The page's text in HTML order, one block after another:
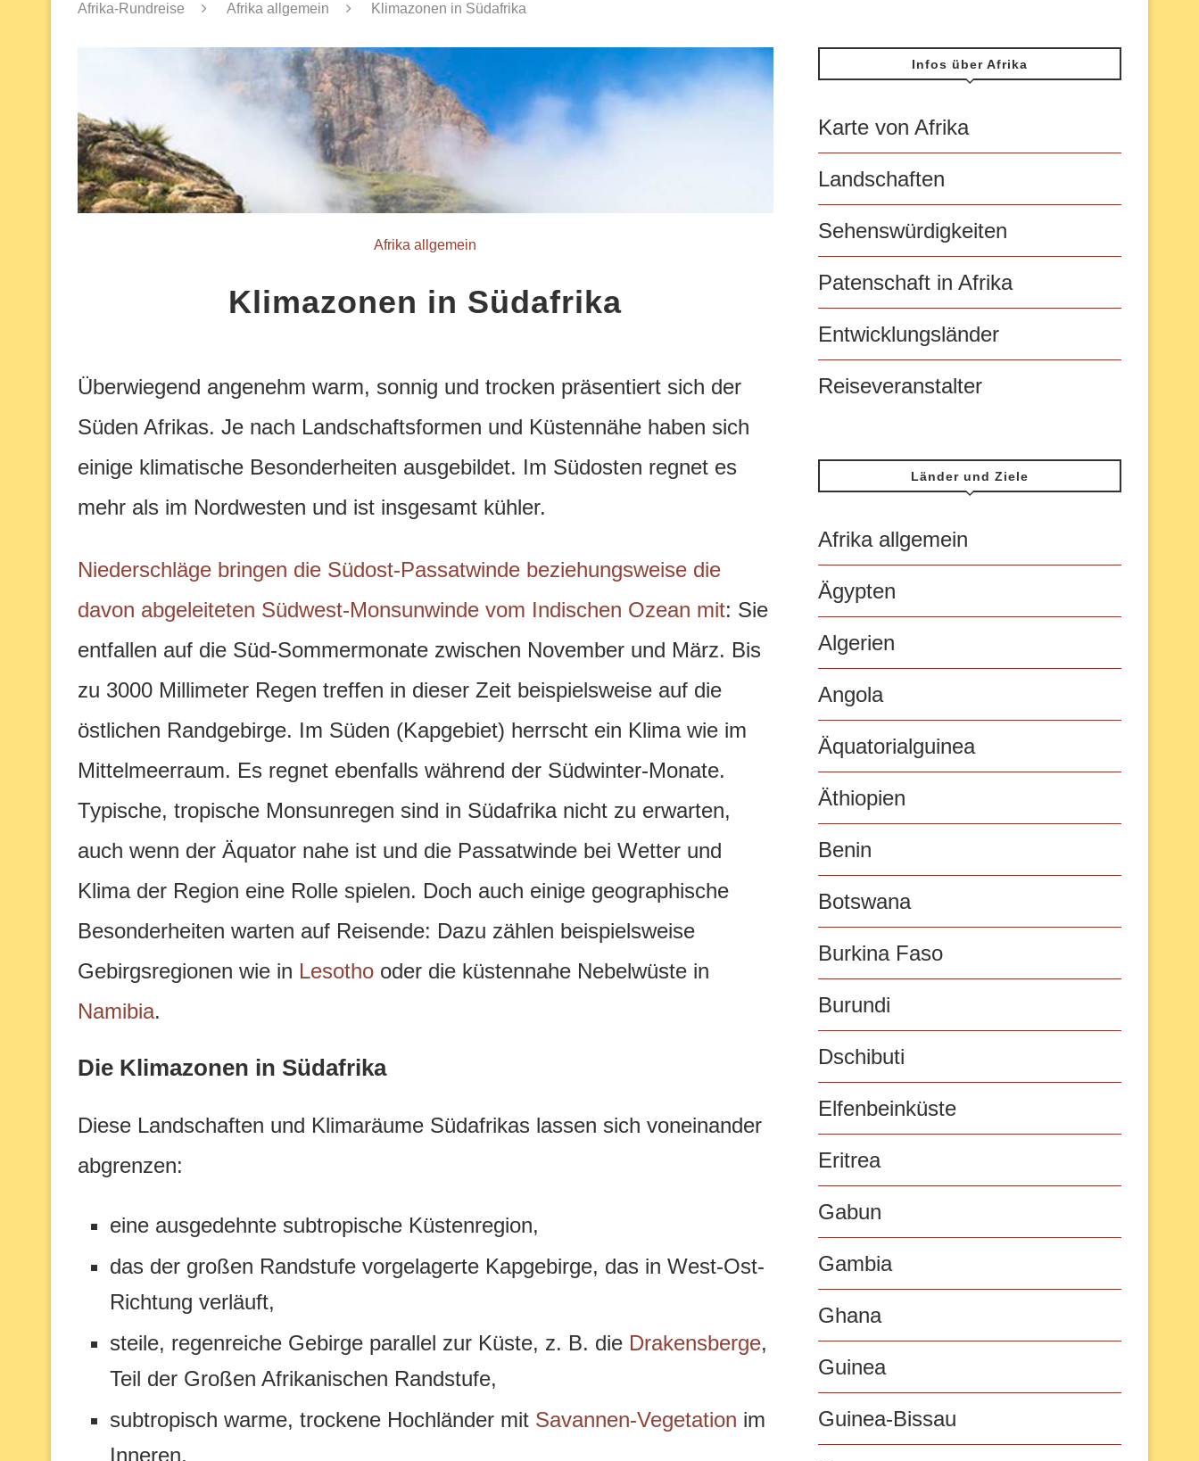
Afrika-Rundreise Afrika allgemein Klimazonen in Südafrika
Afrika allgemein
Klimazonen in Südafrika
Überwiegend angenehm warm, sonnig und trocken präsentiert sich der
Süden Afrikas. Je nach Landschaftsformen und Küstennähe haben sich
einige klimatische Besonderheiten ausgebildet. Im Südosten regnet es
mehr als im Nordwesten und ist insgesamt kühler.
Niederschläge bringen die Südost-Passatwinde beziehungsweise die
davon abgeleiteten Südwest-Monsunwinde vom Indischen Ozean mit: Sie
entfallen auf die Süd-Sommermonate zwischen November und März. Bis
zu 3000 Millimeter Regen treffen in dieser Zeit beispielsweise auf die
östlichen Randgebirge. Im Süden (Kapgebiet) herrscht ein Klima wie im
Mittelmeerraum. Es regnet ebenfalls während der Südwinter-Monate.
Typische, tropische Monsunregen sind in Südafrika nicht zu erwarten,
auch wenn der Äquator nahe ist und die Passatwinde bei Wetter und
Klima der Region eine Rolle spielen. Doch auch einige geographische
Besonderheiten warten auf Reisende: Dazu zählen beispielsweise
Gebirgsregionen wie in Lesotho oder die küstennahe Nebelwüste in
Namibia.
Die Klimazonen in Südafrika
Diese Landschaften und Klimaräume Südafrikas lassen sich voneinander
abgrenzen:
eine ausgedehnte subtropische Küstenregion,
das der großen Randstufe vorgelagerte Kapgebirge, das in West-Ost-
Richtung verläuft,
steile, regenreiche Gebirge parallel zur Küste, z. B. die Drakensberge,
Teil der Großen Afrikanischen Randstufe,
subtropisch warme, trockene Hochländer mit Savannen-Vegetation im
Inneren,
Infos über Afrika
Karte von Afrika
Landschaften
Sehenswürdigkeiten
Patenschaft in Afrika
Entwicklungsländer
Reiseveranstalter
Länder und Ziele
Afrika allgemein
Ägypten
Algerien
Angola
Äquatorialguinea
Äthiopien
Benin
Botswana
Burkina Faso
Burundi
Dschibuti
Elfenbeinküste
Eritrea
Gabun
Gambia
Ghana
Guinea
Guinea-Bissau